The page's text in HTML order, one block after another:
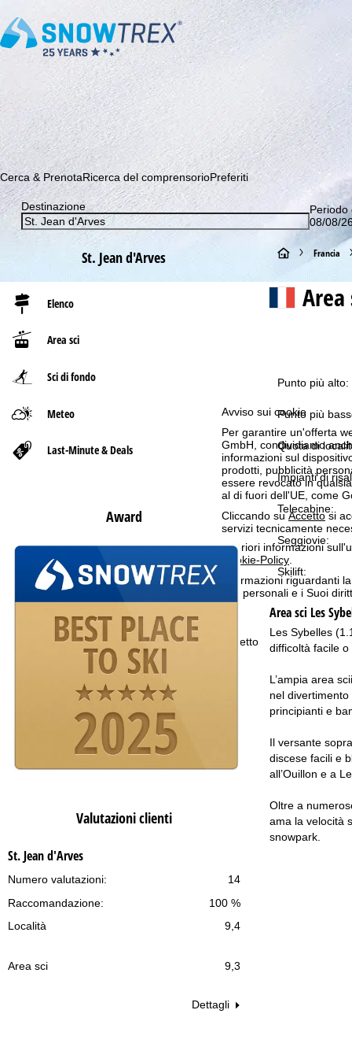
Avviso sui cookie
Per garantire un'offerta
GmbH, condividiamo
informazioni sul
prodotti, pubblicità
essere revocato in
al di fuori dell'UE, come
Cliccando suAccettosi
servizi tecnicamente
Ulteriori informazioni
Cookie-Policy.
Informazioni riguardanti
dati personali e i Suoi
Accetto
Abbonati alla nostra Newsletter e sii tra i primi a scoprire
Cerca & PrenotaRicerca del comprensorioPreferiti
Destinazione
Periodo
08/08/
St. Jean d'Arves
Elenco
Area sci
Sci di fondo
Meteo
Last-Minute & Deals
Award
Valutazioni clienti
St. Jean d'Arves
14
Numero valutazioni:
100 %
Raccomandazione:
Località
9,4
Area sci 9,3
Dettagli
H
o
p
a
g
e
Francia
Area
Punto più alto:
Punto più
Quota di
Impianti di
Telecabine:
Seggiovie:
Skilift:
Area sci Les
Les Sybelles
difficoltà facile
L’ampia area
nel
principianti e
Il versante
discese facili e
all’Ouillon e a
Oltre a
ama la velocità
snowpark.